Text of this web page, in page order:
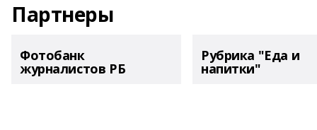
Партнеры
Фотобанк
журналистов РБ
Рубрика "Еда и
напитки"